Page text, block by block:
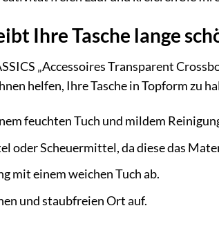
Ihre Tasche lange
„Accessoires Transparent
helfen, Ihre Tasche in Topform zu
feuchten Tuch und mildem
oder Scheuermittel, da diese das
mit einem weichen Tuch ab.
und staubfreien Ort auf.